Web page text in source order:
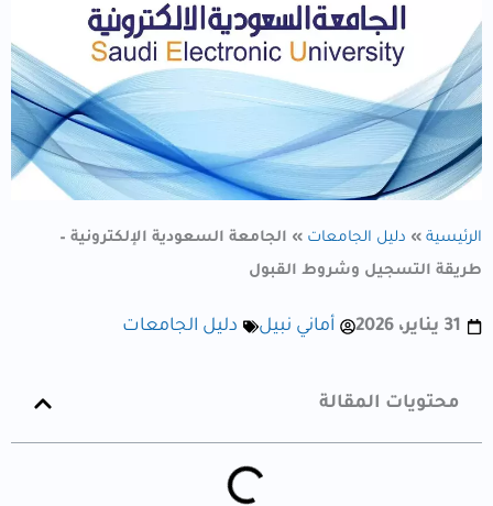
الرئيسية » دليل الجامعات » الجامعة السعودية الإلكترونية –
طريقة التسجيل وشروط القبول
31 يناير، 2026 أماني نبيل دليل الجامعات
محتويات المقالة